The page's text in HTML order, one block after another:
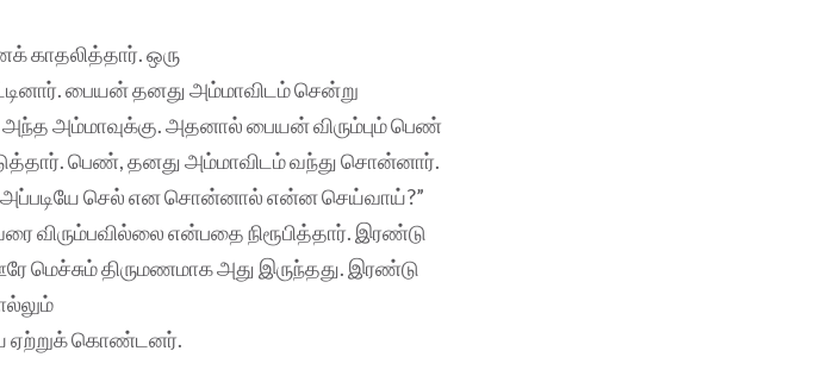
காதலித்தார். ஒரு
பையன் தனது அம்மாவிடம் சென்று
அம்மாவுக்கு. அதனால் பையன் விரும்பும் பெண்
பெண், தனது அம்மாவிடம் வந்து சொன்னார்.
அப்படியே செல் என சொன்னால் என்ன செய்வாய்?”
என்பதை நிரூபித்தார். இரண்டு
மெச்சும் திருமணமாக அது இருந்தது. இரண்டு
ஏற்றுக் கொண்டனர்.